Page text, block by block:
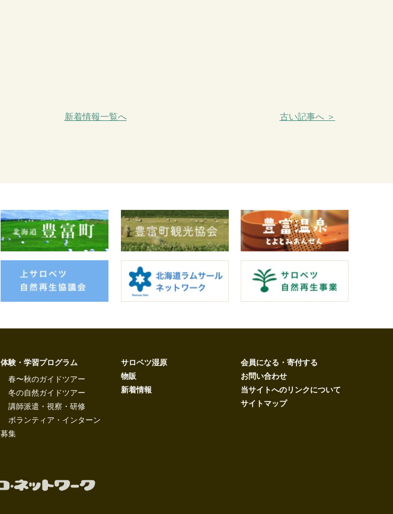
新着情報一覧へ 古い記事へ ＞
体験・学習プログラム
春〜秋のガイドツアー
冬の自然ガイドツアー
講師派遣・視察・研修
ボランティア・インターン
募集
サロベツ湿原
物販
新着情報
会員になる・寄付する
お問い合わせ
当サイトへのリンクについて
サイトマップ